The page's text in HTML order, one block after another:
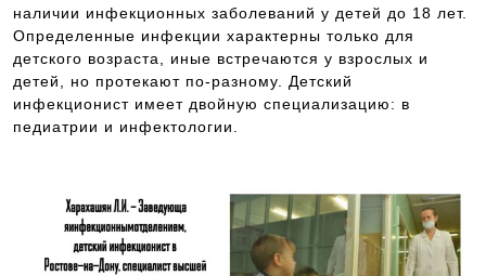
наличии инфекционных заболеваний у детей до 18 лет.
Определенные инфекции характерны только для
детского возраста, иные встречаются у взрослых и
детей, но протекают по-разному. Детский
инфекционист имеет двойную специализацию: в
педиатрии и инфектологии.